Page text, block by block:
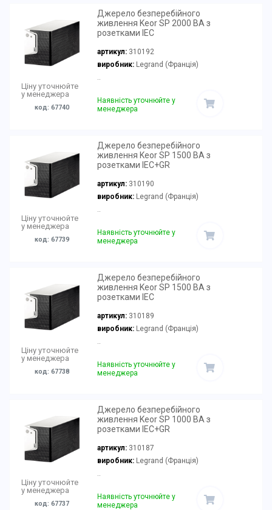
Ціну уточнюйте
у менеджера
код: 67740
Джерело безперебійного
живлення Keor SP 2000 ВА з
розетками IEC
артикул: 310192
виробник:Legrand (Франція)
..
Наявність уточнюйте у
менеджера
Ціну уточнюйте
у менеджера
код: 67739
Джерело безперебійного
живлення Keor SP 1500 ВА з
розетками IEC+GR
артикул: 310190
виробник:Legrand (Франція)
..
Наявність уточнюйте у
менеджера
Ціну уточнюйте
у менеджера
код: 67738
Джерело безперебійного
живлення Keor SP 1500 ВА з
розетками IEC
артикул: 310189
виробник:Legrand (Франція)
..
Наявність уточнюйте у
менеджера
Ціну уточнюйте
у менеджера
код: 67737
Джерело безперебійного
живлення Keor SP 1000 ВА з
розетками IEC+GR
артикул: 310187
виробник:Legrand (Франція)
..
Наявність уточнюйте у
менеджера